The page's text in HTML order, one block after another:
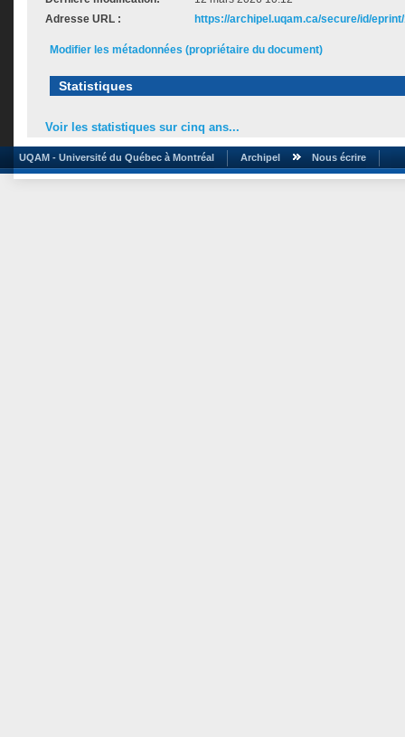
Adresse URL :
https://archipel.uqam.ca/secure/id/
Modifier les métadonnées (propriétaire du document)
Statistiques
Voir les statistiques sur cinq ans...
UQAM - Université du Québec à Montréal Archipel Nous écrire